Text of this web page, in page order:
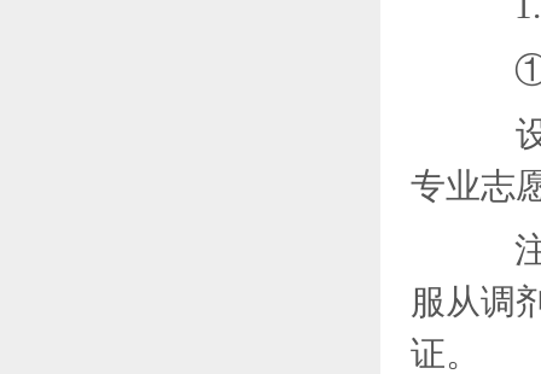
设
专业志
注
服从调
证。